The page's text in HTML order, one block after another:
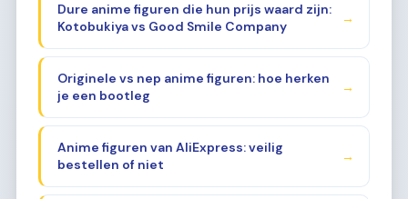
Dure anime figuren die hun prijs waard zijn:
Kotobukiya vs Good Smile Company
→
Originele vs nep anime figuren: hoe herken
je een bootleg
→
Anime figuren van AliExpress: veilig
bestellen of niet
→